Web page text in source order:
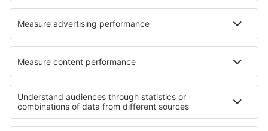
Hotely in Minas De Riotinto Hotely in Marina di Gairo
Hotely in Alingsås
Nejlepší hotely - regiony
Hotely na Langkawi Hotely in Malaysian Borneo
Hotely in Penang Hotely on Tahiti